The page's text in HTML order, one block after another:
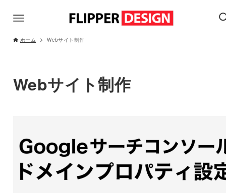
ホーム Webサイト制作
Webサイト制作